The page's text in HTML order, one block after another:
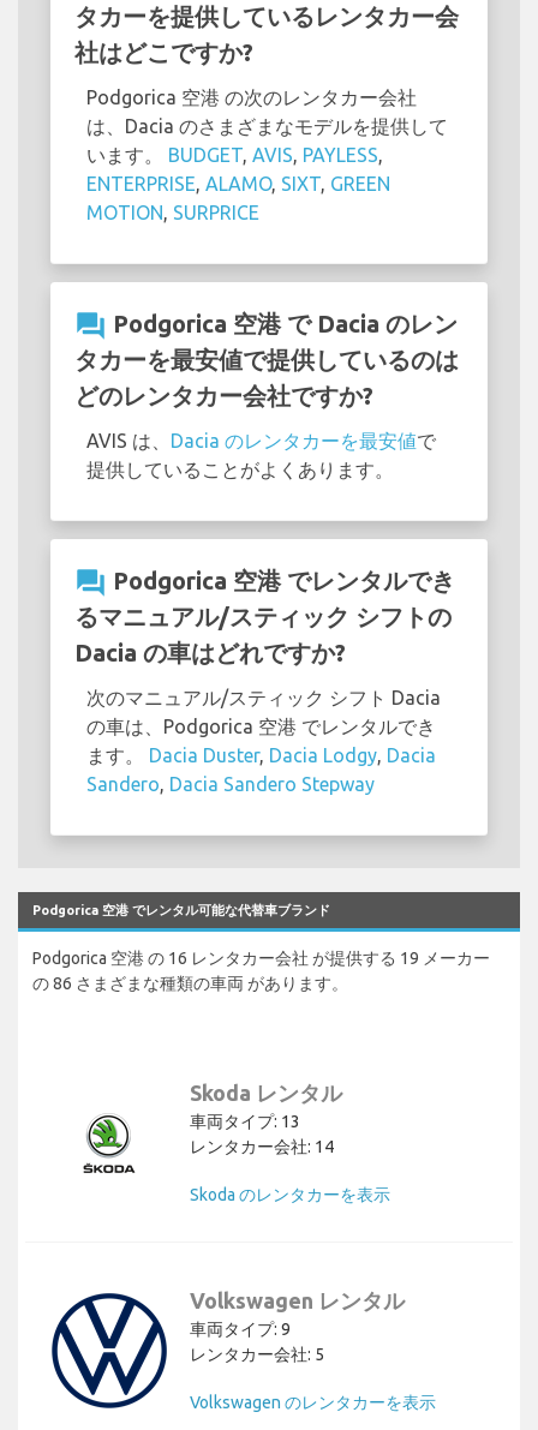
タカーを提供しているレンタカー会
社はどこですか?
Podgorica 空港 の次のレンタカー会社
は、Dacia のさまざまなモデルを提供して
います。 BUDGET, AVIS, PAYLESS,
ENTERPRISE, ALAMO, SIXT, GREEN
MOTION, SURPRICE
question_answer Podgorica 空港 で Dacia のレン
タカーを最安値で提供しているのは
どのレンタカー会社ですか?
AVIS は、 Dacia のレンタカーを最安値で
提供していることがよくあります。
question_answer Podgorica 空港 でレンタルでき
るマニュアル/スティック シフトの
Dacia の車はどれですか?
次のマニュアル/スティック シフト Dacia
の車は、Podgorica 空港 でレンタルでき
ます。 Dacia Duster, Dacia Lodgy, Dacia
Sandero, Dacia Sandero Stepway
Podgorica 空港 でレンタル可能な代替車ブランド
Podgorica 空港 の 16 レンタカー会社 が提供する 19 メーカー
の 86 さまざまな種類の車両 があります。
Skoda レンタル
車両タイプ: 13
レンタカー会社: 14
Skoda のレンタカーを表示
Volkswagen レンタル
車両タイプ: 9
レンタカー会社: 5
Volkswagen のレンタカーを表示